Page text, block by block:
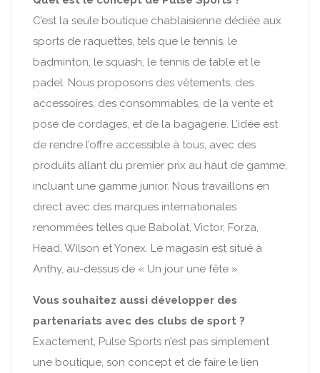
C’est la seule boutique chablaisienne dédiée aux
sports de raquettes, tels que le tennis, le
badminton, le squash, le tennis de table et le
padel. Nous proposons des vêtements, des
accessoires, des consommables, de la vente et
pose de cordages, et de la bagagerie. L’idée est
de rendre l’offre accessible à tous, avec des
produits allant du premier prix au haut de gamme,
incluant une gamme junior. Nous travaillons en
direct avec des marques internationales
renommées telles que Babolat, Victor, Forza,
Head, Wilson et Yonex. Le magasin est situé à
Anthy, au-dessus de « Un jour une fête ».
Vous souhaitez aussi développer des
partenariats avec des clubs de sport ?
Exactement, Pulse Sports n’est pas simplement
une boutique, son concept et de faire le lien